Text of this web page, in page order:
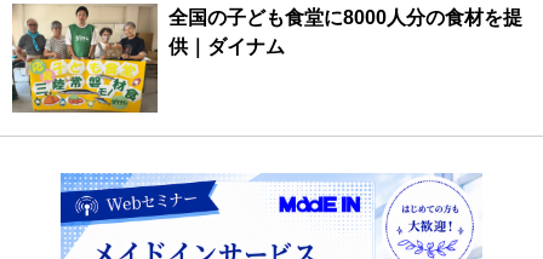
全国の子ども食堂に8000人分の食材を提
供｜ダイナム